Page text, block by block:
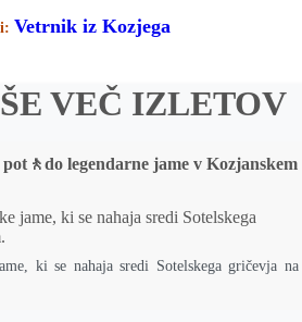
Vetrnik iz Kozjega
VEČ IZLETOV
legendarne jame v Kozjanskem
ki se nahaja sredi Sotelskega gričevja na